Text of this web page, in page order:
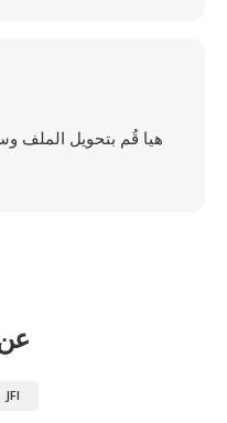
هيا قُم بتحويل الملف
JFI